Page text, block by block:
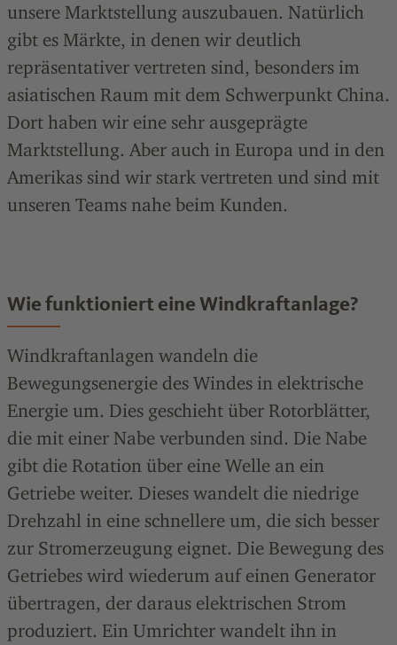
unsere Marktstellung auszubauen. Natürlich
gibt es Märkte, in denen wir deutlich
repräsentativer vertreten sind, besonders im
asiatischen Raum mit dem Schwerpunkt China.
Dort haben wir eine sehr ausgeprägte
Marktstellung. Aber auch in Europa und in den
Amerikas sind wir stark vertreten und sind mit
unseren Teams nahe beim Kunden.
Wie funktioniert eine Windkraftanlage?
Windkraftanlagen wandeln die
Bewegungsenergie des Windes in elektrische
Energie um. Dies geschieht über Rotorblätter,
die mit einer Nabe verbunden sind. Die Nabe
gibt die Rotation über eine Welle an ein
Getriebe weiter. Dieses wandelt die niedrige
Drehzahl in eine schnellere um, die sich besser
zur Stromerzeugung eignet. Die Bewegung des
Getriebes wird wiederum auf einen Generator
übertragen, der daraus elektrischen Strom
produziert. Ein Umrichter wandelt ihn in